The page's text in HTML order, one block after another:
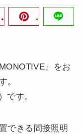
』をお
。
）です。
できる間接照明